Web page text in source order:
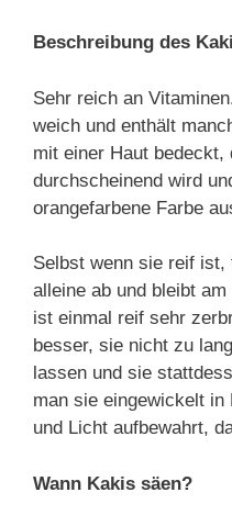
Beschreibung des
Sehr reich an
weich und enthält
mit einer Haut bedeckt,
durchscheinend wird
orangefarbene Farbe
Selbst wenn sie reif
alleine ab und bleibt
ist einmal reif sehr
besser, sie nicht zu
lassen und sie
man sie eingewickelt
und Licht aufbewahrt,
Wann Kakis säen?